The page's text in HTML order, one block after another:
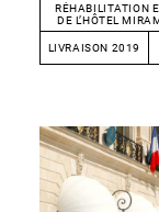
RÉHABILITATION
DE L’HÔTEL
LIVRAISON 2019